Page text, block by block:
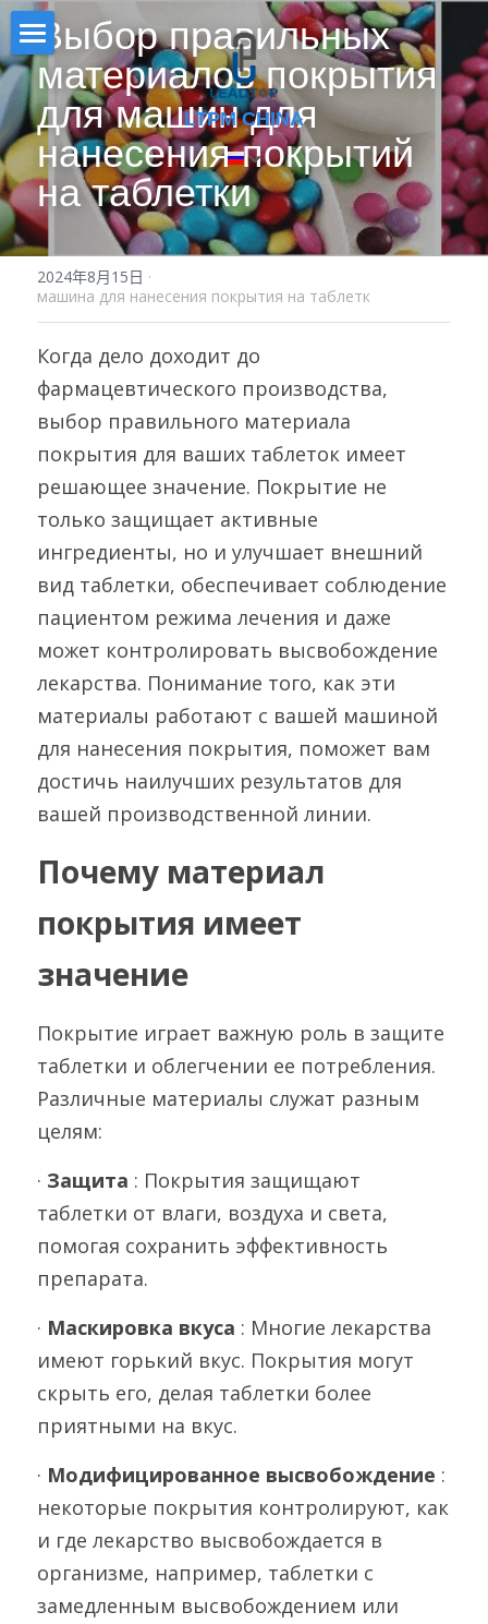
LTPM CHINA
Дом
PRODUCT
ФОРМА РЕШЕНИЯ
Раствор в форме капсул
Решение в форме таблетки
Раствор порошковой/гранулирован
СМЕСИТЕЛЬ
Однопуансонный таблеточный прес
ПРЕСС ДЛЯ ТАБЛЕТКИ
НАПОЛ
ПОЛУАВТОМАТИЧЕСКИЙ
НАПОЛНИТЕЛЬ
ГРАНУЛЯТОР
АВТОМАТИЧЕСКАЯ ЛИНИЯ
ГРАНУЛЯЦИИ
МАШИНА ДЛЯ КАПСУЛИРОВАНИЯ
МЯГКО
ПРОЦЕССОР С ЖИДКИМ СЛОЕМ
МАШИНА ДЛЯ НАПОЛНЕНИЯ
ПОКРЫТИЕ
УПАКОВОЧНАЯ МАШИНА
ДЕКАПСЮЛЯТОР
МАШИНА ДЛЯ ДЕМОНТАЖА
СЕРТИФИКАТ
НОВОСТИ
О НАС
СКАЧАТЬ
ВЫСТАВКА
VIDEO
搜索
Русский
Русский
English
Español
Выбор правильных
материалов покрытия
для машин для
нанесения покрытий
на таблетки
2024年8月15日 ·
машина для нанесения покрытия на таблетк
Когда дело доходит до
фармацевтического производства,
выбор правильного материала
покрытия для ваших таблеток имеет
решающее значение. Покрытие не
только защищает активные
ингредиенты, но и улучшает внешний
вид таблетки, обеспечивает соблюдение
пациентом режима лечения и даже
может контролировать высвобождение
лекарства. Понимание того, как эти
материалы работают с вашей машиной
для нанесения покрытия, поможет вам
достичь наилучших результатов для
вашей производственной линии.
Почему материал
покрытия имеет
значение
Покрытие играет важную роль в защите
таблетки и облегчении ее потребления.
Различные материалы служат разным
целям:
· Защита : Покрытия защищают
таблетки от влаги, воздуха и света,
помогая сохранить эффективность
препарата.
· Маскировка вкуса : Многие лекарства
имеют горький вкус. Покрытия могут
скрыть его, делая таблетки более
приятными на вкус.
· Модифицированное высвобождение :
некоторые покрытия контролируют, как
и где лекарство высвобождается в
организме, например, таблетки с
замедленным высвобождением или